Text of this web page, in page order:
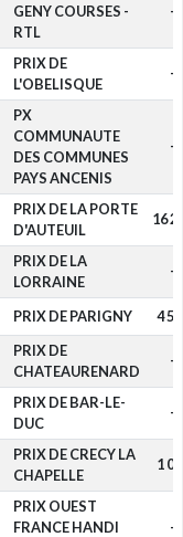
GENY COURSES -
RTL
-
PRIX DE
L'OBELISQUE
-
PX
COMMUNAUTE
DES COMMUNES
PAYS ANCENIS
-
PRIX DE LA PORTE
D'AUTEUIL
16
PRIX DE LA
LORRAINE
-
PRIX DE PARIGNY 4
PRIX DE
CHATEAURENARD
-
PRIX DE BAR-LE-
DUC
-
PRIX DE CRECY LA
CHAPELLE
1
PRIX OUEST
FRANCE HANDI
-